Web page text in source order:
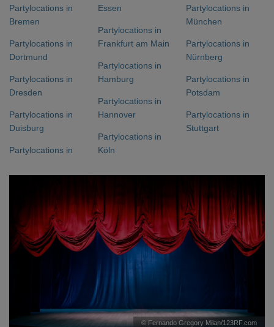
Partylocations in
Bremen
Partylocations in
Dortmund
Partylocations in
Dresden
Partylocations in
Duisburg
Partylocations in
Essen
Partylocations in
Frankfurt am Main
Partylocations in
Hamburg
Partylocations in
Hannover
Partylocations in
Köln
Partylocations in
München
Partylocations in
Nürnberg
Partylocations in
Potsdam
Partylocations in
Stuttgart
© Fernando Gregory Milan/123RF.com